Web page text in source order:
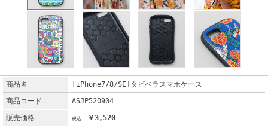
商品名
[iPhone7/8/SE]タビベラスマホケース
商品コード
ASJP520904
販売価格
￥3,520